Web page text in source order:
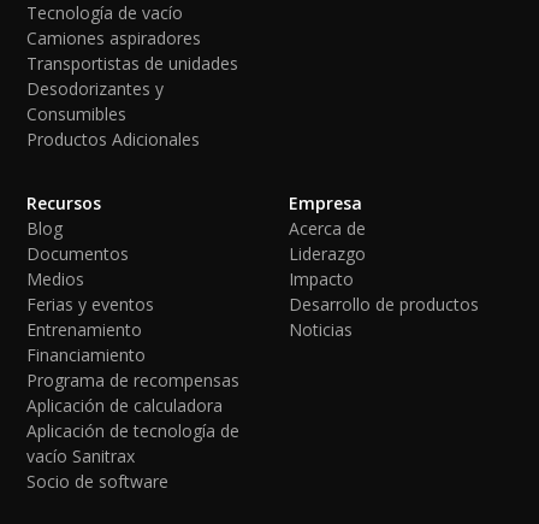
Tecnología de vacío
Camiones aspiradores
Transportistas de unidades
Desodorizantes y
Consumibles
Productos Adicionales
Recursos
Blog
Documentos
Medios
Ferias y eventos
Entrenamiento
Financiamiento
Programa de recompensas
Aplicación de calculadora
Aplicación de tecnología de
vacío Sanitrax
Socio de software
Empresa
Acerca de
Liderazgo
Impacto
Desarrollo de productos
Noticias